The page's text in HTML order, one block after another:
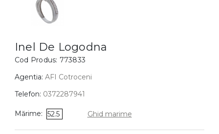
BIJUTERII COPII
Cercei
Bratari
Coliere
Lanturi
Pandantive
DIAMANTE Vezi toate
Inel De Logodna
Cod Produs: 773833
Agentia: AFI Cotroceni
Telefon: 0372287941
Mărime: 52.5 Ghid marime